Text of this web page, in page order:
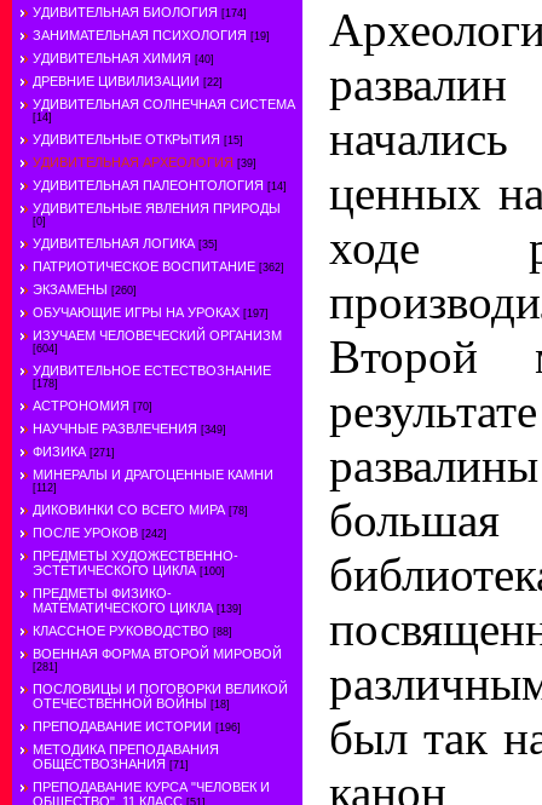
УДИВИТЕЛЬНАЯ БИОЛОГИЯ [174]
ЗАНИМАТЕЛЬНАЯ ПСИХОЛОГИЯ [19]
УДИВИТЕЛЬНАЯ ХИМИЯ [40]
ДРЕВНИЕ ЦИВИЛИЗАЦИИ [22]
УДИВИТЕЛЬНАЯ СОЛНЕЧНАЯ СИСТЕМА
[14]
УДИВИТЕЛЬНЫЕ ОТКРЫТИЯ [15]
УДИВИТЕЛЬНАЯ АРХЕОЛОГИЯ [39]
УДИВИТЕЛЬНАЯ ПАЛЕОНТОЛОГИЯ [14]
УДИВИТЕЛЬНЫЕ ЯВЛЕНИЯ ПРИРОДЫ
[0]
УДИВИТЕЛЬНАЯ ЛОГИКА [35]
ПАТРИОТИЧЕСКОЕ ВОСПИТАНИЕ [362]
ЭКЗАМЕНЫ [260]
ОБУЧАЮЩИЕ ИГРЫ НА УРОКАХ [197]
ИЗУЧАЕМ ЧЕЛОВЕЧЕСКИЙ ОРГАНИЗМ
[604]
УДИВИТЕЛЬНОЕ ЕСТЕСТВОЗНАНИЕ
[178]
АСТРОНОМИЯ [70]
НАУЧНЫЕ РАЗВЛЕЧЕНИЯ [349]
ФИЗИКА [271]
МИНЕРАЛЫ И ДРАГОЦЕННЫЕ КАМНИ
[112]
ДИКОВИНКИ СО ВСЕГО МИРА [78]
ПОСЛЕ УРОКОВ [242]
ПРЕДМЕТЫ ХУДОЖЕСТВЕННО-
ЭСТЕТИЧЕСКОГО ЦИКЛА [100]
ПРЕДМЕТЫ ФИЗИКО-
МАТЕМАТИЧЕСКОГО ЦИКЛА [139]
КЛАССНОЕ РУКОВОДСТВО [88]
ВОЕННАЯ ФОРМА ВТОРОЙ МИРОВОЙ
[281]
ПОСЛОВИЦЫ И ПОГОВОРКИ ВЕЛИКОЙ
ОТЕЧЕСТВЕННОЙ ВОЙНЫ [18]
ПРЕПОДАВАНИЕ ИСТОРИИ [196]
МЕТОДИКА ПРЕПОДАВАНИЯ
ОБЩЕСТВОЗНАНИЯ [71]
ПРЕПОДАВАНИЕ КУРСА "ЧЕЛОВЕК И
ОБЩЕСТВО". 11 КЛАСС [51]
ценных
ходе
Второй
был так